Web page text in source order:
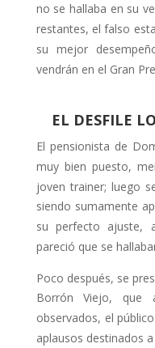
no se hallaba en su
restantes, el falso
su mejor
vendrán en el Gran
EL DESFILE
El pensionista de
muy bien puesto,
joven trainer; luego
siendo sumamente
su perfecto ajuste,
pareció que se
Poco después, se
Borrón Viejo, que
observados, el
aplausos destinados